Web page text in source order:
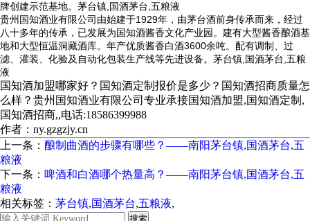
牌创建示范基地。茅台镇,国酒茅台,五粮液
贵州国知酒业有限公司由始建于1929年，由茅台酒前身传承而来，经过
八十多年的传承，已发展为国知酒酱香文化产业园。建有大型酱香酿酒基
地和大型恒温洞藏酒库。年产优质酱香白酒3600余吨。配有调制、过
滤、灌装、化验及自动化包装生产线等先进设备。茅台镇,国酒茅台,五粮
液
国知酒加盟哪家好？国知酒定制报价是多少？国知酒招商质量怎
么样？贵州国知酒业有限公司专业承接国知酒加盟,国知酒定制,
国知酒招商,,电话:18586399988
作者：ny.gzgzjy.cn
上一条： 酿制曲酒的步骤有哪些？——南阳茅台镇,国酒茅台,五
粮液
下一条： 啤酒和白酒哪个热量高？——南阳茅台镇,国酒茅台,五
粮液
相关标签： 茅台镇,国酒茅台,五粮液,